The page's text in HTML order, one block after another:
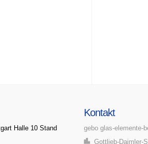
Halle 10 Stand
Kontakt
gebo glas-elemente-
Gottlieb-Daimler-